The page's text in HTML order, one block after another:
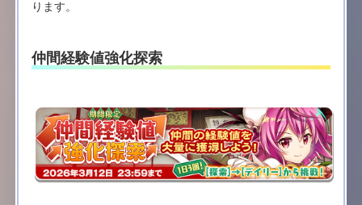
ります。
仲間経験値強化探索